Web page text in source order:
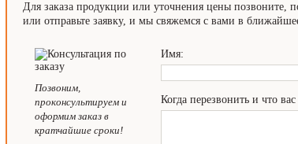
Для заказа продукции или уточнения цены позвоните,
или отправьте заявку, и мы свяжемся с вами в
Позвоним,
проконсультируем и
оформим заказ в
кратчайшие сроки!
Имя:
Когда перезвонить и что